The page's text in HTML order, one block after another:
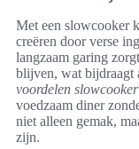
Met een slowcooker
creëren door verse
langzaam garing
blijven, wat bijdraagt
voordelen slowcooker
voedzaam diner
niet alleen gemak,
zijn.